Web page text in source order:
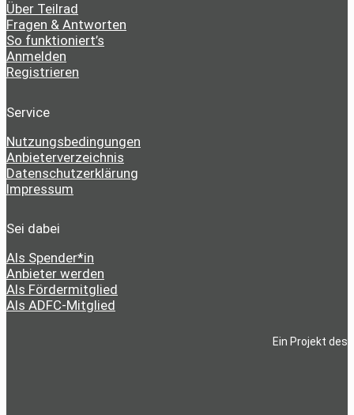
Über Teilrad
Fragen & Antworten
So funktioniert’s
Anmelden
Registrieren
Service
Nutzungsbedingungen
Anbieterverzeichnis
Datenschutzerklärung
Impressum
Sei dabei
Als Spender*in
Anbieter werden
Als Fördermitglied
Als ADFC-Mitglied
Ein Projekt des